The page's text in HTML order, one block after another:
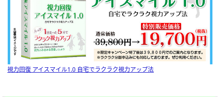
視力回復 アイスマイル1.0 自宅でラクラク視力アップ法